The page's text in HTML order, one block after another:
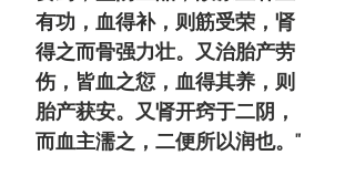
有功，血得补，则筋受荣，肾
得之而骨强力壮。又治胎产劳
伤，皆血之愆，血得其养，则
胎产获安。又肾开窍于二阴，
而血主濡之，二便所以润也。"